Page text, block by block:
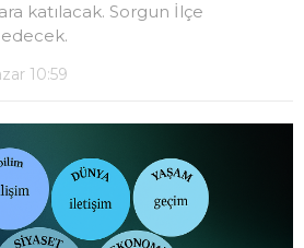
katılacak. Sorgun İlçe
edecek.
10:59